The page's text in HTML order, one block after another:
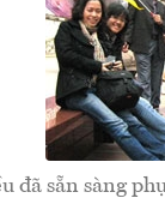
đã sẵn sàng